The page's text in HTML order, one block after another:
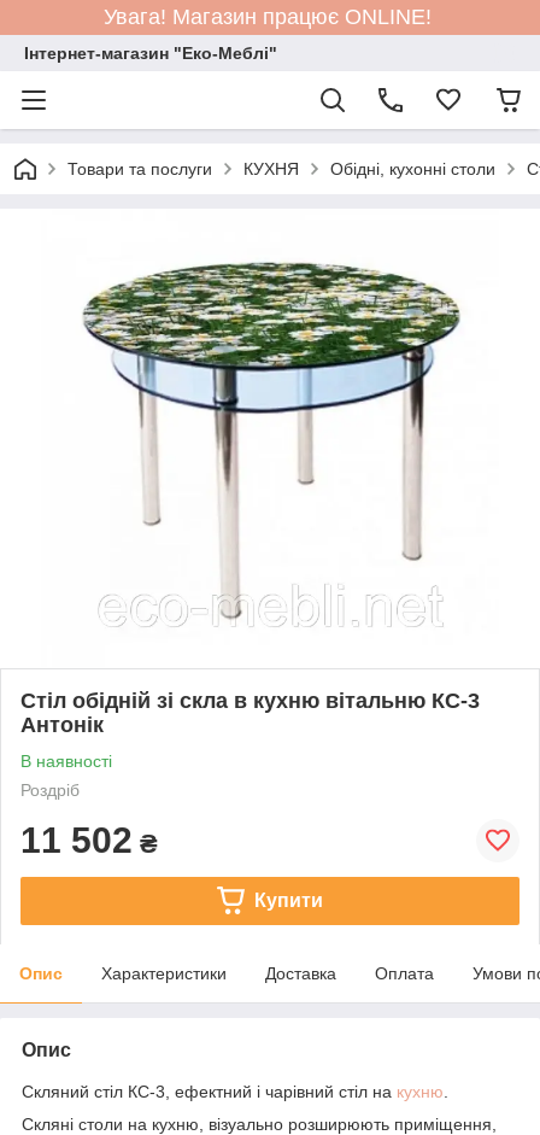
Увага! Магазин працює ONLINE!
Інтернет-магазин "Еко-Меблі"
Товари та послуги КУХНЯ Обідні, кухонні столи
Стіл обідній зі скла в кухню вітальню КС-3
Антонік
В наявності
Роздріб
11 502 ₴
Купити
Опис Характеристики Доставка Оплата Умови
Опис
Скляний стіл КС-3, ефектний і чарівний стіл на кухню
Скляні столи на кухню, візуально розширюють приміщення,